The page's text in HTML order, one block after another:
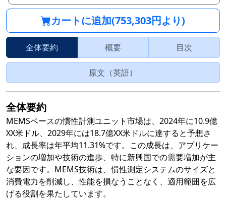
カートに追加(753,303円より)
全体要約 概要 目次
原文（英語）
全体要約
MEMSベースの慣性計測ユニット市場は、2024年に10.9億
XX米ドル、2029年には18.7億XX米ドルに達すると予想さ
れ、成長率は年平均11.31%です。この成長は、アプリケー
ションの増加や技術の進歩、特に新興国での需要増加が主
な要因です。MEMS技術は、慣性測定システムのサイズと
消費電力を削減し、性能を損なうことなく、適用範囲を広
げる役割を果たしています。